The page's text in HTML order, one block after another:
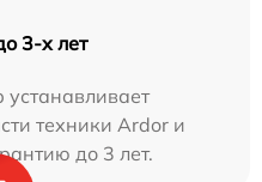
3-х лет
техники Ardor и
до 3 лет.